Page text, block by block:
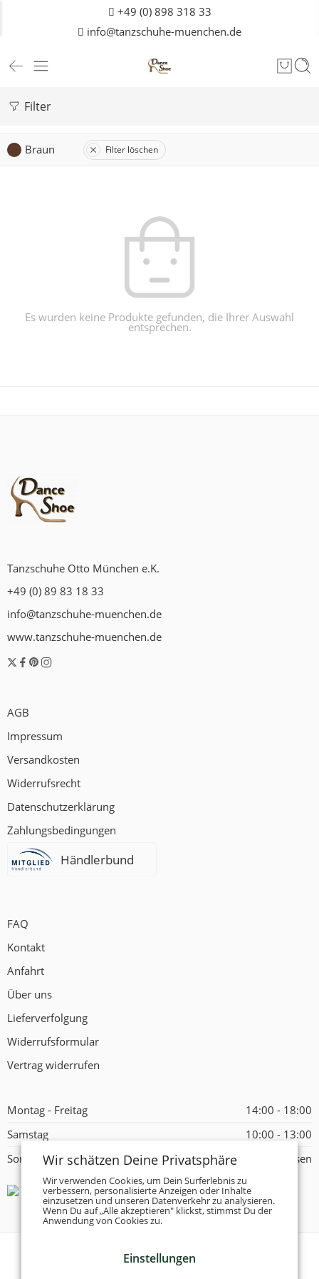
+49 (0) 898 318 33
info@tanzschuhe-muenchen.de
Filter
Braun Filter löschen
Es wurden keine Produkte gefunden, die Ihrer Auswahl
entsprechen.
Tanzschuhe Otto München e.K.
+49 (0) 89 83 18 33
info@tanzschuhe-muenchen.de
www.tanzschuhe-muenchen.de
AGB
Impressum
Versandkosten
Widerrufsrecht
Datenschutzerklärung
Zahlungsbedingungen
Händlerbund
FAQ
Kontakt
Anfahrt
Über uns
Lieferverfolgung
Widerrufsformular
Vertrag widerrufen
Montag - Freitag
14:00 - 18:00
Samstag
10:00 - 13:00
Sonntag
Geschlossen
Tanzschuhe Otto München e.K.
Wir schätzen Deine Privatsphäre
Wir verwenden Cookies, um Dein Surferlebnis zu
verbessern, personalisierte Anzeigen oder Inhalte
einzusetzen und unseren Datenverkehr zu analysieren.
Wenn Du auf „Alle akzeptieren" klickst, stimmst Du der
Anwendung von Cookies zu.
Einstellungen